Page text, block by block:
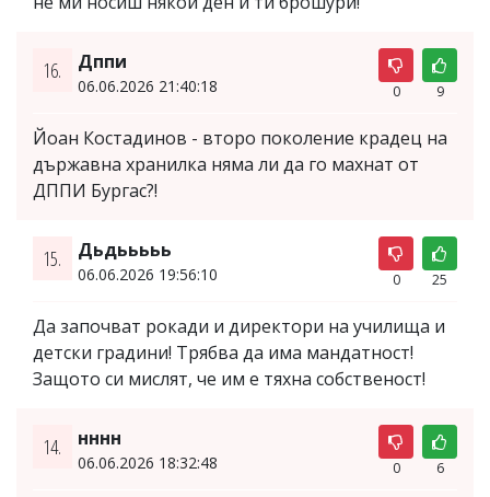
16. Дппи
06.06.2026 21:40:18 0 9
Йоан Костадинов - второ поколение крадец на
държавна хранилка няма ли да го махнат от
ДППИ Бургас?!
15. Дьдььььь
06.06.2026 19:56:10 0 25
Да започват рокади и директори на училища и
детски градини! Трябва да има мандатност!
Защото си мислят, че им е тяхна собственост!
14. нннн
06.06.2026 18:32:48 0 6